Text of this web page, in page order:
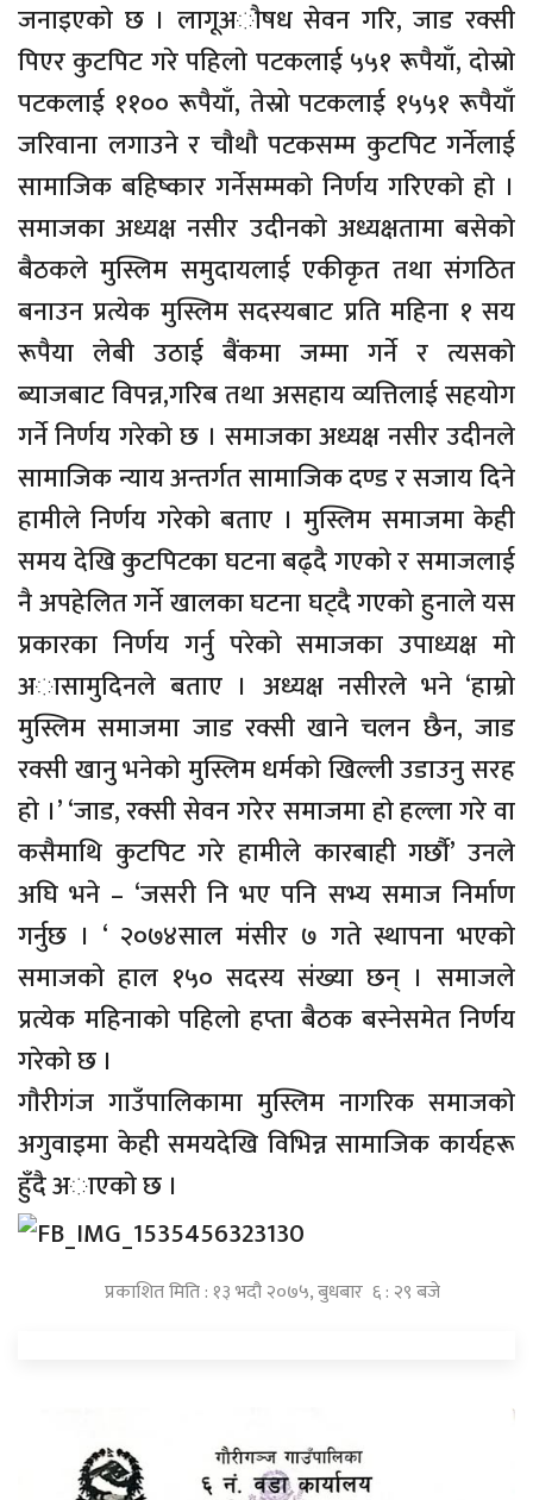
जनाइएकाे छ । लागूअाैषध सेवन गरि, जाड रक्सी
पिएर कुटपिट गरे पहिलाे पटकलाई ५५१ रूपैयाँ, दाेस्राे
पटकलाई ११०० रूपैयाँ, तेस्रो पटकलाई १५५१ रूपैयाँ
जरिवाना लगाउने र चाैथाै पटकसम्म कुटपिट गर्नेलाई
सामाजिक बहिष्कार गर्नेसम्मकाे निर्णय गरिएकाे हाे ।
समाजका अध्यक्ष नसीर उदीनकाे अध्यक्षतामा बसेकाे
बैठकले मुस्लिम समुदायलाई एकीकृत तथा संगठित
बनाउन प्रत्येक मुस्लिम सदस्यबाट प्रति महिना १ सय
रूपैया लेबी उठाई बैंकमा जम्मा गर्ने र त्यसकाे
ब्याजबाट विपन्न,गरिब तथा असहाय व्यत्तिलाई सहयाेग
गर्ने निर्णय गरेकाे छ । समाजका अध्यक्ष नसीर उदीनले
सामाजिक न्याय अन्तर्गत सामाजिक दण्ड र सजाय दिने
हामीले निर्णय गरेकाे बताए । मुस्लिम समाजमा केही
समय देखि कुटपिटका घटना बढ्दै गएकाे र समाजलाई
नै अपहेलित गर्ने खालका घटना घट्दै गएकाे हुनाले यस
प्रकारका निर्णय गर्नु परेकाे समाजका उपाध्यक्ष माे
अासामुदिनले बताए । अध्यक्ष नसीरले भने ‘हाम्रो
मुस्लिम समाजमा जाड रक्सी खाने चलन छैन, जाड
रक्सी खानु भनेकाे मुस्लिम धर्मकाे खिल्ली उडाउनु सरह
हाे ।’ ‘जाड, रक्सी सेवन गरेर समाजमा हाे हल्ला गरे वा
कसैमाथि कुटपिट गरे हामीले कारबाही गर्छाै’ उनले
अघि भने – ‘जसरी नि भए पनि सभ्य समाज निर्माण
गर्नुछ । ‘ २०७४साल मंसीर ७ गते स्थापना भएकाे
समाजकाे हाल १५० सदस्य संख्या छन् । समाजले
प्रत्येक महिनाकाे पहिलाे हप्ता बैठक बस्नेसमेत निर्णय
गरेकाे छ ।
गाैरीगंज गाउँपालिकामा मुस्लिम नागरिक समाजकाे
अगुवाइमा केही समयदेखि विभिन्न सामाजिक कार्यहरू
हुँदै अाएकाे छ ।
प्रकाशित मिति : १३ भदौ २०७५, बुधबार ६ : २९ बजे